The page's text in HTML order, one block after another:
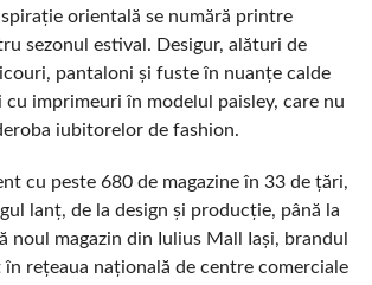
orientală se numără printre
sezonul estival. Desigur, alături de
pantaloni și fuste în nuanțe calde
cu imprimeuri în modelul paisley, care nu
iubitorelor de fashion.
cu peste 680 de magazine în 33 de țări,
lanț, de la design și producție, până la
noul magazin din Iulius Mall Iași, brandul
în rețeaua națională de centre comerciale